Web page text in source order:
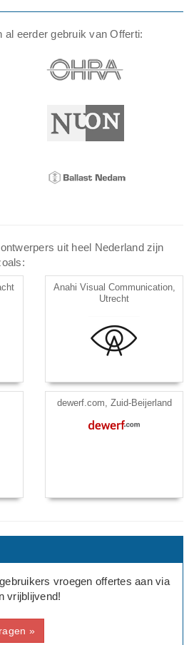
al eerder gebruik van Offerti:
uit heel Nederland zijn
Anahi Visual Communication,
Utrecht
dewerf.com, Zuid-Beijerland
vroegen offertes aan via
vrijblijvend!
»